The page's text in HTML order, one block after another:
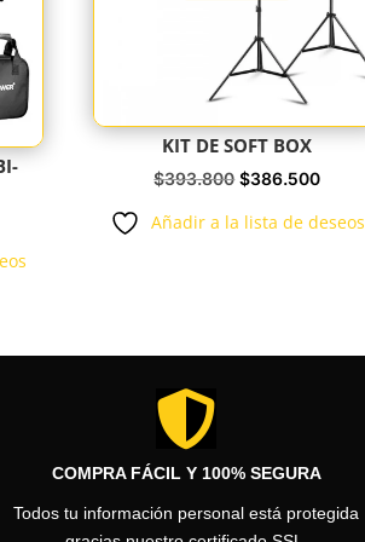
KIT DE SOFT BOX
$393.800 El
$386.500El
Añadir a la lista de deseos

COMPRA FÁCIL Y 100% SEGURA
Todos tu información personal está protegida